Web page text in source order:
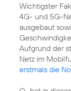
Wichtigster
4G- und 5G-
ausgebaut
Aufgrund der
Netz im
erstmals die